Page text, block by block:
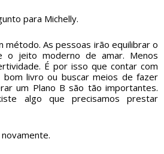
para Michelly.
método. As pessoas irão equilibrar o
o jeito moderno de amar. Menos
É por isso que contar com
bom livro ou buscar meios de fazer
um Plano B são tão importantes.
algo que precisamos prestar